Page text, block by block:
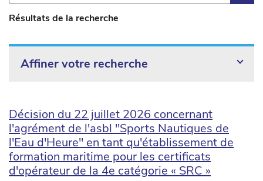
Résultats de la recherche
Affiner votre recherche
Décision du 22 juillet 2026 concernant
l'agrément de l'asbl "Sports Nautiques de
l'Eau d'Heure" en tant qu'établissement de
formation maritime pour les certificats
d'opérateur de la 4e catégorie « SRC »